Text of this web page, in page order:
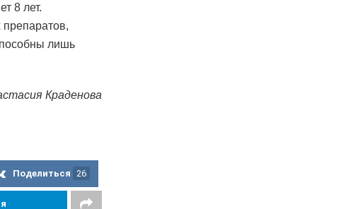
8 лет.
лишь
Краденова
Поделиться 26